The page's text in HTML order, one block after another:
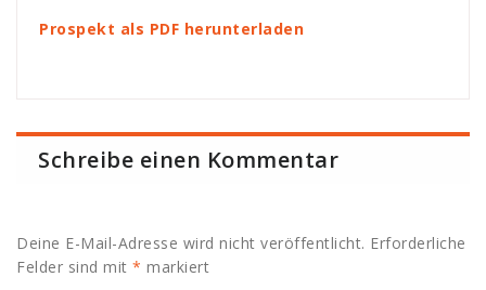
Prospekt als PDF herunterladen
Schreibe einen Kommentar
Deine E-Mail-Adresse wird nicht veröffentlicht. Erforderliche
Felder sind mit * markiert